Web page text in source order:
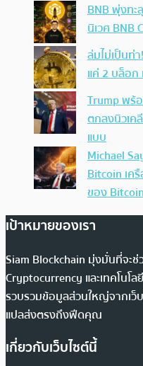
BNB พุ่งทะ
นิเวศ BNB
ล่มไม่เป็นท่
แค่ 2 บล็อก
Trump พร้
ตกลงนิวเค
แบบ
Michael
Bitcoin เค
ของ
เป้าหมายของเรา
Siam Blockchain มุ่งมั่นที่จะช่
Cryptocurrency และเทคโนโ
รวบรวมข้อมูลส่วนใหญ่จากเว็บ
แปลส่งตรงถึงฟีดคุณ
เกี่ยวกับเว็บไซต์นี้